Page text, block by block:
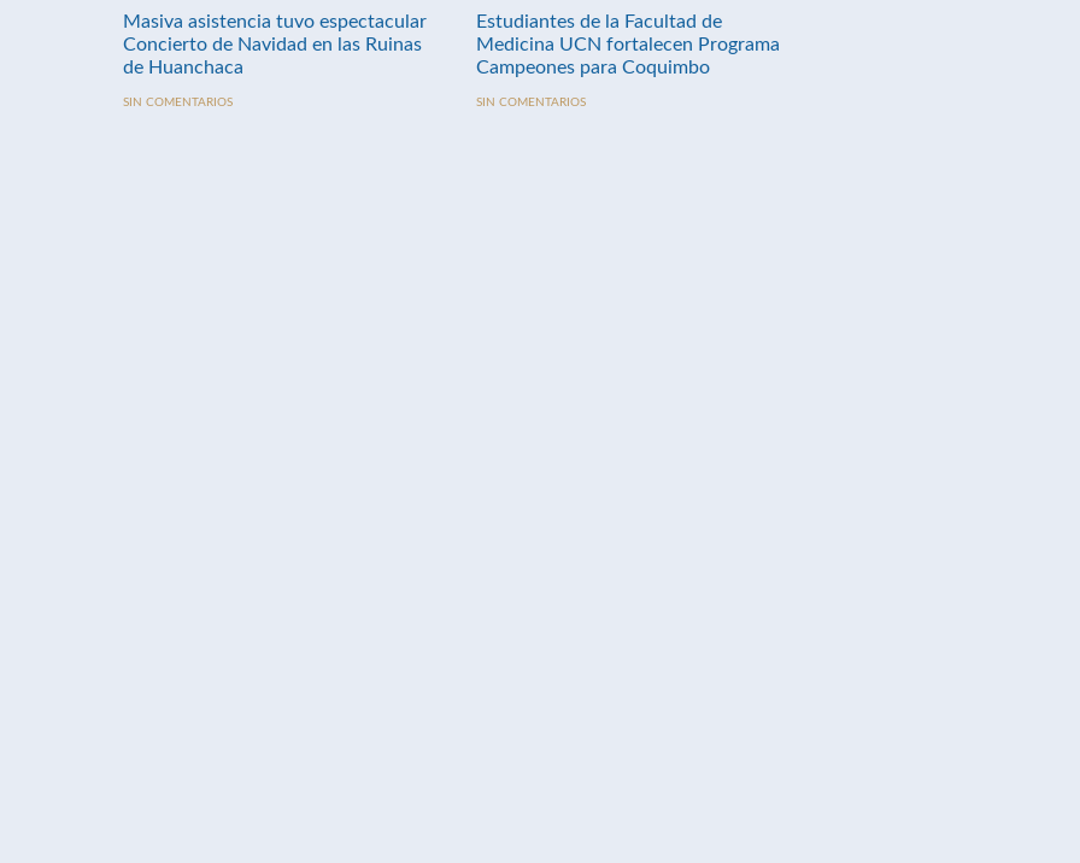
Masiva asistencia tuvo espectacular
Concierto de Navidad en las Ruinas
de Huanchaca
SIN COMENTARIOS
Estudiantes de la Facultad de
Medicina UCN fortalecen Programa
Campeones para Coquimbo
SIN COMENTARIOS